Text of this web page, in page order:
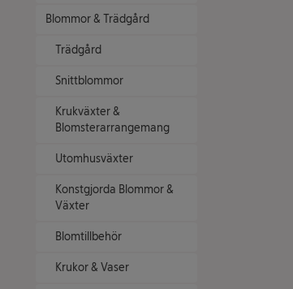
Blommor & Trädgård
Trädgård
Snittblommor
Krukväxter &
Blomsterarrangemang
Utomhusväxter
Konstgjorda Blommor &
Växter
Blomtillbehör
Krukor & Vaser